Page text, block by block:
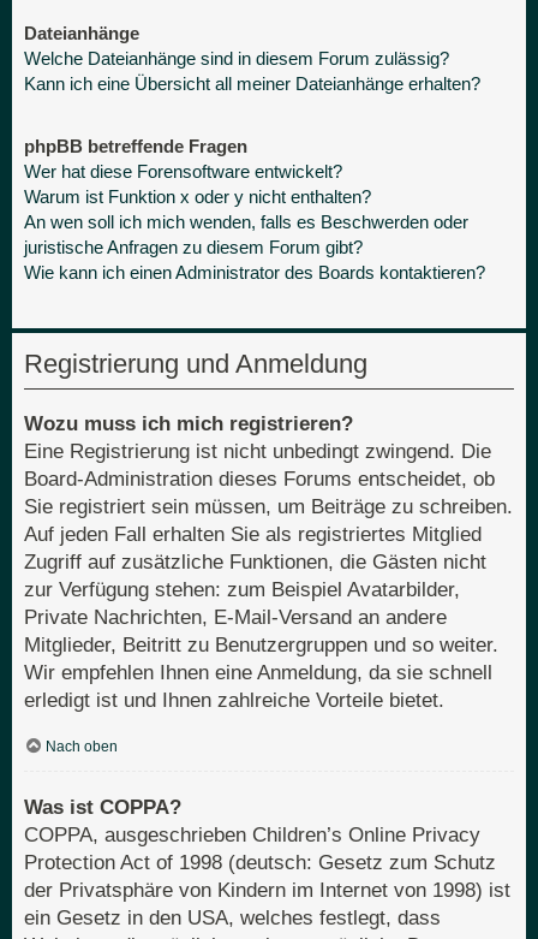
Dateianhänge
Welche Dateianhänge sind in diesem Forum zulässig?
Kann ich eine Übersicht all meiner Dateianhänge erhalten?
phpBB betreffende Fragen
Wer hat diese Forensoftware entwickelt?
Warum ist Funktion x oder y nicht enthalten?
An wen soll ich mich wenden, falls es Beschwerden oder
juristische Anfragen zu diesem Forum gibt?
Wie kann ich einen Administrator des Boards kontaktieren?
Registrierung und Anmeldung
Wozu muss ich mich registrieren?
Eine Registrierung ist nicht unbedingt zwingend. Die
Board-Administration dieses Forums entscheidet, ob
Sie registriert sein müssen, um Beiträge zu schreiben.
Auf jeden Fall erhalten Sie als registriertes Mitglied
Zugriff auf zusätzliche Funktionen, die Gästen nicht
zur Verfügung stehen: zum Beispiel Avatarbilder,
Private Nachrichten, E-Mail-Versand an andere
Mitglieder, Beitritt zu Benutzergruppen und so weiter.
Wir empfehlen Ihnen eine Anmeldung, da sie schnell
erledigt ist und Ihnen zahlreiche Vorteile bietet.
Nach oben
Was ist COPPA?
COPPA, ausgeschrieben Children’s Online Privacy
Protection Act of 1998 (deutsch: Gesetz zum Schutz
der Privatsphäre von Kindern im Internet von 1998) ist
ein Gesetz in den USA, welches festlegt, dass